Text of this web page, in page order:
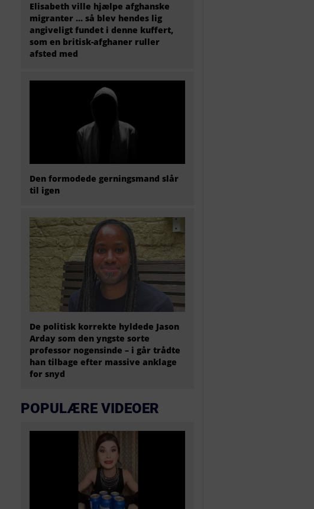
Elisabeth ville hjælpe afghanske
migranter … så blev hendes lig
angiveligt fundet i denne kuffert,
som en britisk-afghaner ruller
afsted med
Den formodede gerningsmand slår
til igen
De politisk korrekte hyldede Jason
Arday som den yngste sorte
professor nogensinde – i går trådte
han tilbage efter massive anklage
for snyd
POPULÆRE VIDEOER